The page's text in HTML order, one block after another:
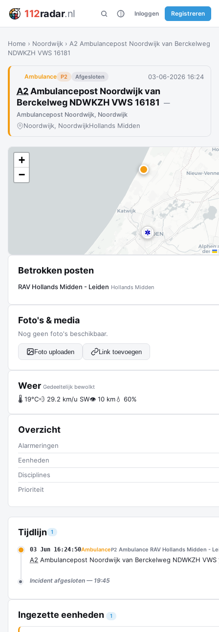
112radar.nl Inloggen Registreren
Home › Noordwijk › A2 Ambulancepost Noordwijk van Berckelweg
NDWKZH VWS 16181
Ambulance P2 Afgesloten 03-06-2026 16:24
A2 Ambulancepost Noordwijk van
Berckelweg NDWKZH VWS 16181
—
Ambulancepost Noordwijk, Noordwijk
Noordwijk, NoordwijkHollands Midden
Tijdlijn 1
03 Jun 16:24:50AmbulanceP2 Ambulance RAV Hollands Midden -
A2 Ambulancepost Noordwijk van Berckelweg NDWKZH VWS
Incident afgesloten — 19:45
Ingezette eenheden 1
+
−
Betrokken posten
RAV Hollands Midden - Leiden Hollands Midden
Foto's & media
Nog geen foto's beschikbaar.
Foto uploaden Link toevoegen
Weer Gedeeltelijk bewolkt
🌡 19°C💨 29.2 km/u SW👁 10 km💧 60%
Overzicht
Alarmeringen
Eenheden
Disciplines
Prioriteit